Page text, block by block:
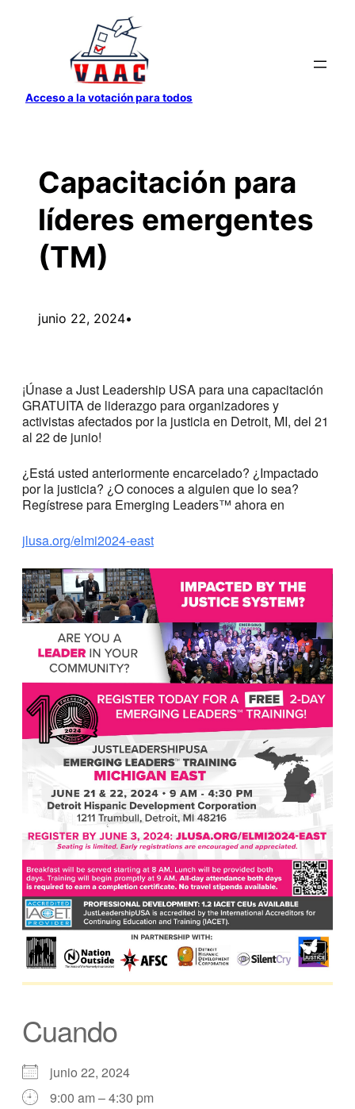
contenido
Acceso a la votación para todos
Capacitación para
líderes emergentes
(TM)
junio 22, 2024•
¡Únase a Just Leadership USA para una capacitación
GRATUITA de liderazgo para organizadores y
activistas afectados por la justicia en Detroit, MI, del 21
al 22 de junio!
¿Está usted anteriormente encarcelado? ¿Impactado
por la justicia? ¿O conoces a alguien que lo sea?
Regístrese para Emerging Leaders™ ahora en
jlusa.org/elmi2024-east
Cuando
junio 22, 2024
9:00 am – 4:30 pm